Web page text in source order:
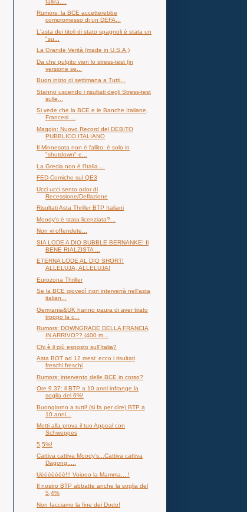
Rumors: la BCE accetterebbe
compromesso di un DEFA...
L'asta dei titoli di stato spagnoli è stata un
"su...
La Grande Verità (made in U.S.A.)
Da che pulpito vien lo stress-test (in
versione se...
Buon inizio di settimana a Tutti...
Stanno uscendo i risultati degli Stress-test
sulle...
Si vede che la BCE e le Banche Italiane,
Francesi ...
Maggio: Nuovo Record del DEBITO
PUBBLICO ITALIANO
Il Minnesota non è fallito: è solo in
"shutdown" e...
La Grecia non è l'Italia....
FED-Comiche sul QE3
Ucci ucci sento odor di
Recessione/Deflazione
Risultati Asta Thriller BTP Italiani
Moody's è stata licenziata?...
Non vi offendete...
SIA LODE A DIO BUBBLE BERNANKE! Il
BENE RIALZISTA ...
ETERNA LODE AL DIO SHORT!
ALLELUJA, ALLELUJA!
Eurozona Thriller
Se la BCE giovedì non interverrà nell'asta
italian...
Germania&UK hanno paura di aver tirato
troppo la c...
Rumors: DOWNGRADE DELLA FRANCIA
IN ARRIVO?? (400 m...
Chi è il più esposto sull'Italia?
Asta BOT ad 12 mesi: ecco i risultati
freschi freschi
Rumors: intervento delle BCE in corso?
Ore 9.37: il BTP a 10 anni infrange la
soglia del 6%!
Buongiorno a tutti! (si fa per dire) BTP a
10 anni...
Metti alla prova il tuo Appeal con
Schweppes
5,5%!
Cattiva cattiva Moody's...Cattiva cattiva
Dagong.....
Uèèèèèèè!!! Voiooo la Mamma....!
Il nostro BTP abbatte anche la soglia del
5,4%
Non facciamo la fine dei Dodo!